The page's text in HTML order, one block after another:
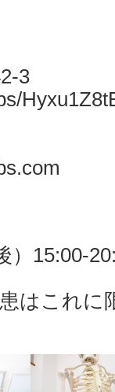
3
）15:00-
はこれに